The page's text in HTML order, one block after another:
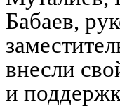
Бабаев,
внесли
и